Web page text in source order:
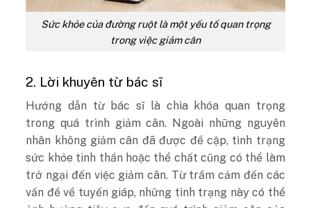
Sức khỏe của đường ruột là một yếu tố quan trọng
trong việc giảm cân
2. Lời khuyên từ bác sĩ
Hướng dẫn từ bác sĩ là chìa khóa quan trọng
trong quá trình giảm cân. Ngoài những nguyên
nhân không giảm cân đã được đề cập, tình trạng
sức khỏe tinh thần hoặc thể chất cũng có thể làm
trở ngại đến việc giảm cân. Từ trầm cảm đến các
vấn đề về tuyến giáp, những tình trạng này có thể